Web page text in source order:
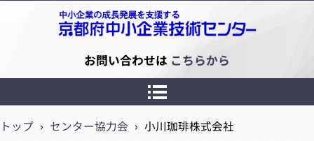
京都府中小企業技術センター
お問い合わせは こちらから
トップ › センター協力会 › 小川珈琲株式会社